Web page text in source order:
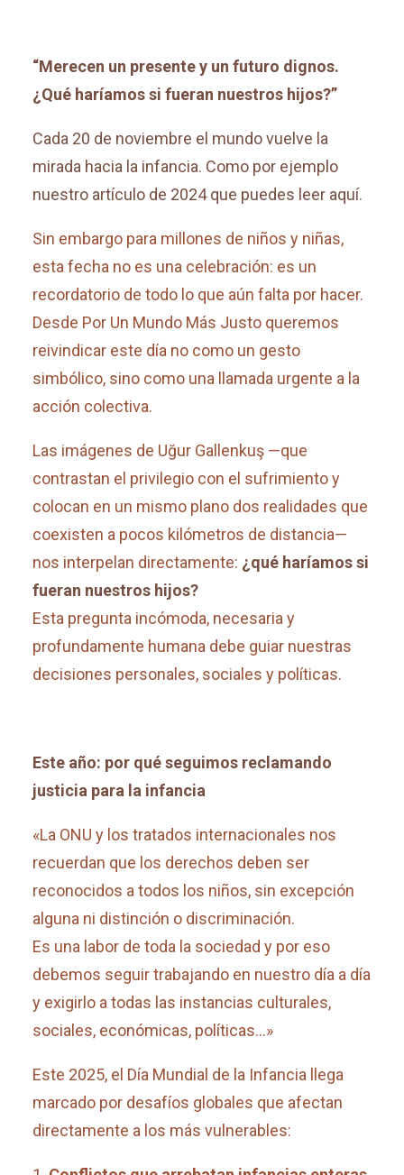
“Merecen un presente y un futuro dignos.
¿Qué haríamos si fueran nuestros hijos?”
Cada 20 de noviembre el mundo vuelve la
mirada hacia la infancia. Como por ejemplo
nuestro artículo de 2024 que puedes leer aquí.
Sin embargo para millones de niños y niñas,
esta fecha no es una celebración: es un
recordatorio de todo lo que aún falta por hacer.
Desde Por Un Mundo Más Justo queremos
reivindicar este día no como un gesto
simbólico, sino como una llamada urgente a la
acción colectiva.
Las imágenes de Uğur Gallenkuş —que
contrastan el privilegio con el sufrimiento y
colocan en un mismo plano dos realidades que
coexisten a pocos kilómetros de distancia—
nos interpelan directamente: ¿qué haríamos si
fueran nuestros hijos?
Esta pregunta incómoda, necesaria y
profundamente humana debe guiar nuestras
decisiones personales, sociales y políticas.
Este año: por qué seguimos reclamando
justicia para la infancia
«La ONU y los tratados internacionales nos
recuerdan que los derechos deben ser
reconocidos a todos los niños, sin excepción
alguna ni distinción o discriminación.
Es una labor de toda la sociedad y por eso
debemos seguir trabajando en nuestro día a día
y exigirlo a todas las instancias culturales,
sociales, económicas, políticas…»
Este 2025, el Día Mundial de la Infancia llega
marcado por desafíos globales que afectan
directamente a los más vulnerables: